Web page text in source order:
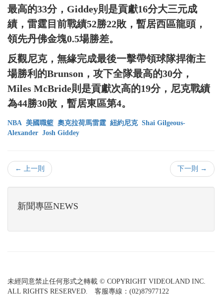
最高的33分，Giddey則是貢獻16分大三元成
績，雷霆目前戰績52勝22敗，暫居西區龍頭，
領先丹佛金塊0.5場勝差。
反觀尼克，無緣完成最後一擊帶領球隊捍衛主
場勝利的Brunson，攻下全隊最高的30分，
Miles McBride則是貢獻次高的19分，尼克戰績
為44勝30敗，暫居東區第4。
NBA 美國職籃 奧克拉荷馬雷霆 紐約尼克 Shai Gilgeous-
Alexander Josh Giddey
← 上一則 下一則 →
新聞專區NEWS
未經同意禁止任何形式之轉載 © COPYRIGHT VIDEOLAND INC.
ALL RIGHTS RESERVED. 客服專線：(02)87977122